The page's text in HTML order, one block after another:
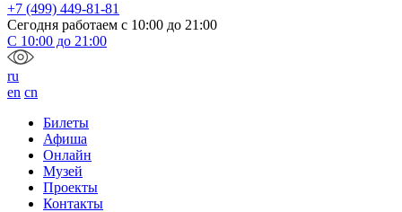
+7 (499) 449-81-81
Сегодня работаем с 10:00 до 21:00
С 10:00 до 21:00
ru
en cn
Билеты
Афиша
Онлайн
Музей
Проекты
Контакты